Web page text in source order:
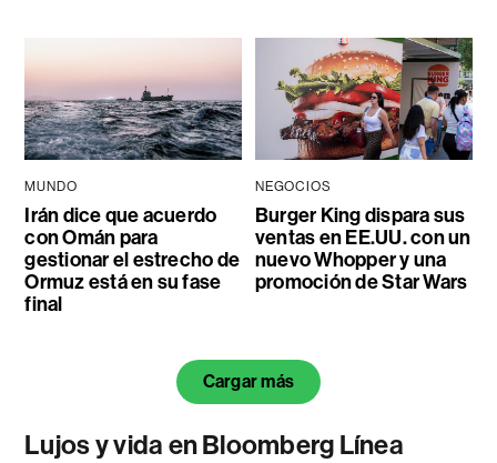
MUNDO
Irán dice que acuerdo
con Omán para
gestionar el estrecho de
Ormuz está en su fase
final
NEGOCIOS
Burger King dispara sus
ventas en EE.UU. con un
nuevo Whopper y una
promoción de Star Wars
Cargar más
Lujos y vida en Bloomberg Línea